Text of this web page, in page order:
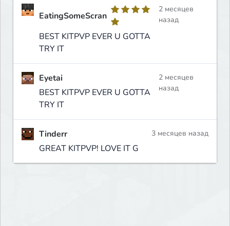
EatingSomeScran
BEST KITPVP EVER U GOTTA
TRY IT
2 месяцев
назад
Eyetai
BEST KITPVP EVER U GOTTA
TRY IT
2 месяцев
назад
Tinderr
GREAT KITPVP! LOVE IT G
3 месяцев назад